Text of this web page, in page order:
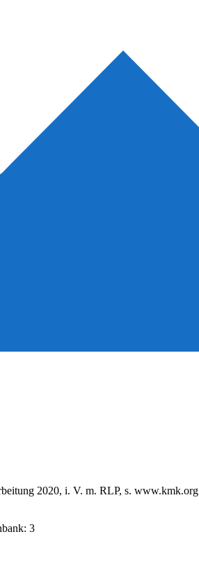
2020, i. V. m. RLP, s. www.kmk.org
3